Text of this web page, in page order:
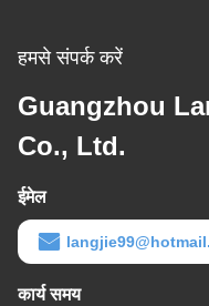
हमसे संपर्क करें
Guangzhou
Co., Ltd.
ईमेल
कार्य समय